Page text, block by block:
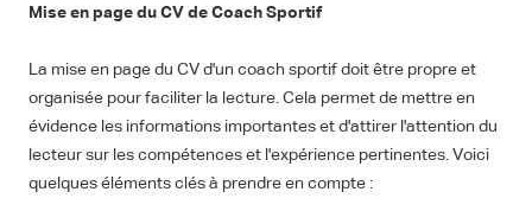
Mise en page du CV de Coach Sportif
La mise en page du CV d'un coach sportif doit être propre et
organisée pour faciliter la lecture. Cela permet de mettre en
évidence les informations importantes et d'attirer l'attention du
lecteur sur les compétences et l'expérience pertinentes. Voici
quelques éléments clés à prendre en compte :